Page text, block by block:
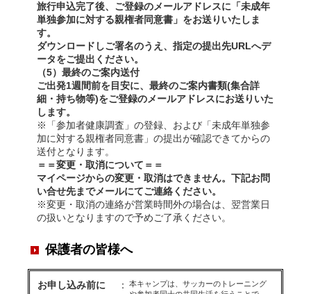
旅行申込完了後、ご登録のメールアドレスに「未成年
単独参加に対する親権者同意書」をお送りいたしま
す。
ダウンロードしご署名のうえ、指定の提出先URLへデ
ータをご提出ください。
（5）最終のご案内送付
ご出発1週間前を目安に、最終のご案内書類(集合詳
細・持ち物等)をご登録のメールアドレスにお送りいた
します。
※「参加者健康調査」の登録、および「未成年単独参
加に対する親権者同意書」の提出が確認できてからの
送付となります。
＝＝変更・取消について＝＝
マイページからの変更・取消はできません。下記お問
い合せ先までメールにてご連絡ください。
※変更・取消の連絡が営業時間外の場合は、翌営業日
の扱いとなりますので予めご了承ください。
保護者の皆様へ
お申し込み前に ：
本キャンプは、サッカーのトレーニング